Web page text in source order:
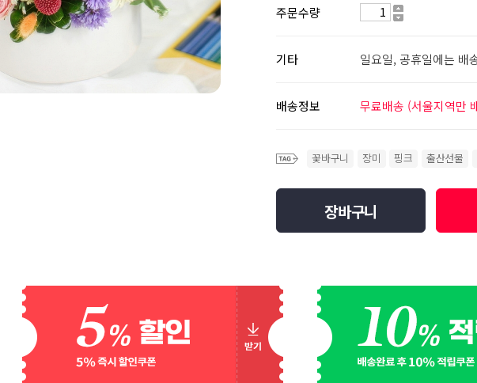
주문수량
기타 일요일, 공휴일에는 배
배송정보 무료배송 (서울지역만
꽃바구니 장미 핑크 출산선물
장바구니